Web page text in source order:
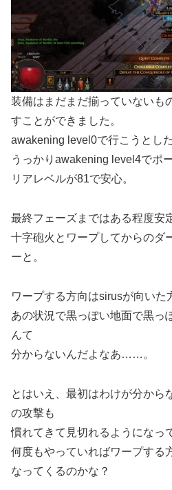
装備はまだまだ揃っていないも
すことができました。
awakening level0で行こうとし
うっかりawakening level4でポ
リアレベルが81で安心。
最終フェーズまではある程度安
十字砲火とワープしてからのダ
ーと。
ワープする方向はsirusが向いた
あの状況で黒っぽい地面で黒っ
んて
分からないんだよなあ……。
とはいえ、最初はわけが分から
の攻撃も
慣れてきて見切れるようになっ
何度もやっていればワープする
なってくるのかな？